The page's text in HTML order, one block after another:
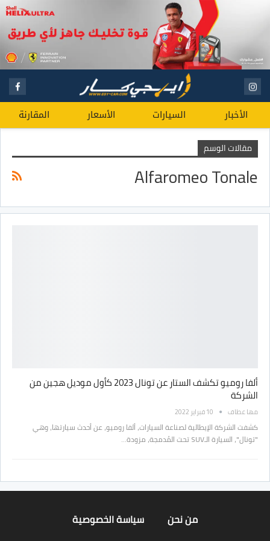
الأخبار السيارات الأسعار المقارنة
مقالات الوسم
Alfaromeo Tonale
ألفا روميو تكشف الستار عن تونال 2023 كأول موديل هجين من
الشركة
مها عطاف 10 فبراير 2022
كشفت الشركة الإيطالية لصناعة السيارات، ألفا روميو، عن أحدث سيارتها، وهي
"تونال"، السيارة الـSUV تحت المُدمجة، مزودة…
من نحن سياسة الخصوصية